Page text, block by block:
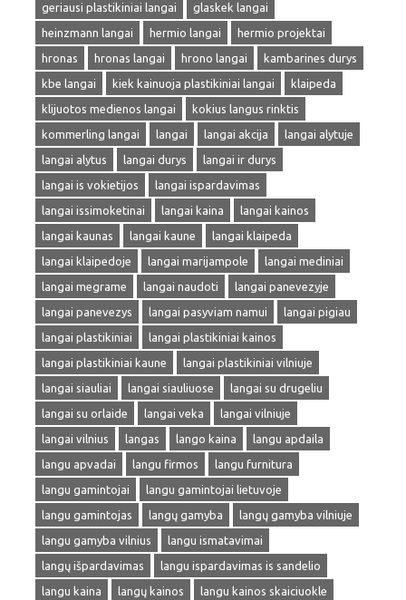
geriausi plastikiniai langai
glaskek langai
heinzmann langai
hermio langai
hermio projektai
hronas
hronas langai hrono langai
kambarines durys
kbe langai
kiek kainuoja plastikiniai langai
klaipeda
klijuotos medienos langai
kokius langus rinktis
kommerling langai
langai langai akcija
langai alytuje
langai alytus
langai durys
langai ir durys
langai is vokietijos
langai ispardavimas
langai issimoketinai
langai kaina
langai kainos
langai kaunas
langai kaune
langai klaipeda
langai klaipedoje
langai marijampole
langai mediniai
langai megrame
langai naudoti
langai panevezyje
langai panevezys
langai pasyviam namui
langai pigiau
langai plastikiniai
langai plastikiniai kainos
langai plastikiniai kaune
langai plastikiniai vilniuje
langai siauliai
langai siauliuose
langai su drugeliu
langai su orlaide
langai veka
langai vilniuje
langai vilnius
langas lango kaina
langu apdaila
langu apvadai
langu firmos
langu furnitura
langu gamintojai
langu gamintojai lietuvoje
langu gamintojas
langų gamyba
langų gamyba vilniuje
langu gamyba vilnius
langu ismatavimai
langų išpardavimas
langu ispardavimas is sandelio
langu kaina
langų kainos
langu kainos skaiciuokle